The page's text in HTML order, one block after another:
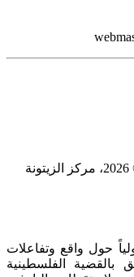
حقوق النشر محفوظة © 2026، مركز الزيتونة
حول واقع وتفاعلات
بالقضية الفلسطينية